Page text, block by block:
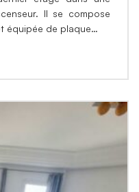
Il se compose
équipée de plaque…